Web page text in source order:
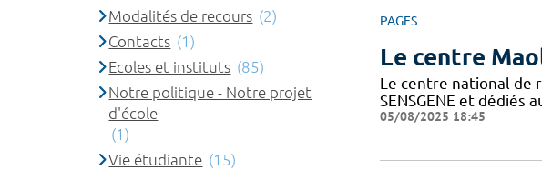
PAGES
Le centre
Le centre national de
SENSGENE et
05/08/2025 18:45
Modalités de recours (2)
Contacts (1)
Ecoles et instituts (85)
Notre politique - Notre projet
d'école
(1)
Vie étudiante (15)